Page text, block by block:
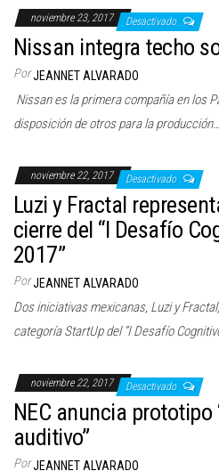
noviembre 23, 2017 Desactivado
Nissan integra techo
PorJEANNET ALVARADO
Nissan es la primera compañía en los
disposición de otros para la producción…
noviembre 22, 2017 Desactivado
Luzi y Fractal
cierre del “I Desafío
2017”
PorJEANNET ALVARADO
Dos iniciativas mexicanas, Luzi y
categoría StartUp del “I Desafío
noviembre 22, 2017 Desactivado
NEC anuncia prototipo
auditivo”
PorJEANNET ALVARADO